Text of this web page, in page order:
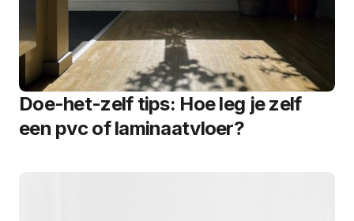
Doe-het-zelf tips: Hoe leg je zelf
een pvc of laminaatvloer?